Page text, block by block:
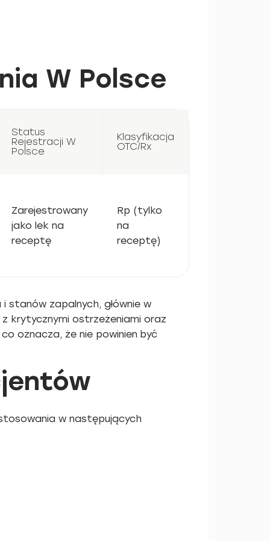
W Polsce
Status
Rejestracji W
Polsce
Klasyfikacja
OTC/Rx
Zarejestrowany
jako lek na
receptę
Rp (tylko
na
receptę)
stanów zapalnych, głównie w
krytycznymi ostrzeżeniami oraz
oznacza, że nie powinien być
w następujących